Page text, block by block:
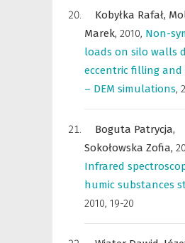
Kobyłka Rafał,
Marek, 2010, Non-
loads on silo walls
eccentric filling and
– DEM simulations,
Boguta Patrycja,
Sokołowska Zofia,
Infrared
humic substances
2010, 19-20